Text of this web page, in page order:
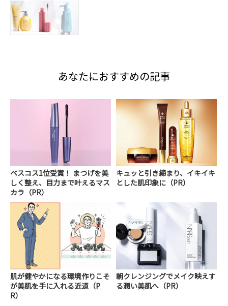
あなたにおすすめの記事
ベスコス1位受賞！ まつげを美
しく整え、目力まで叶えるマス
カラ（PR）
キュッと引き締まり、イキイキ
とした肌印象に（PR）
肌が健やかになる環境作りこそ
が美肌を手に入れる近道（P
R）
朝クレンジングでメイク映えす
る潤い美肌へ（PR）